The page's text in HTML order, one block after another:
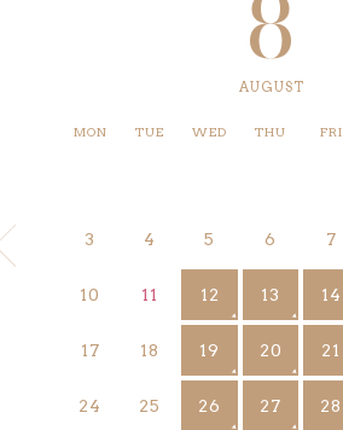
AUGUST
MON TUE WED THU FRI
3 4 5 6 7
10 11 12 13 14
17 18 19 20 21
24 25 26 27 28